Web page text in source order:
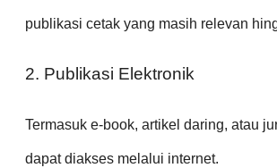
publikasi cetak yang masih relevan
2. Publikasi Elektronik
Termasuk e-book, artikel daring, atau
dapat diakses melalui internet.